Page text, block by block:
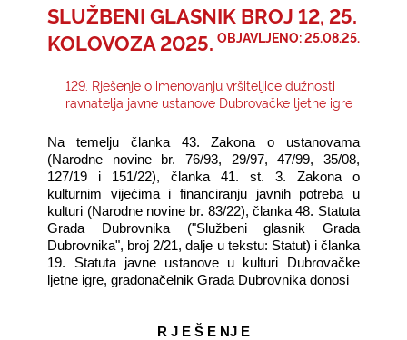
E-USLUGE
SLUŽBENI GLASNIK BROJ 12, 25.
KOLOVOZA 2025. OBJAVLJENO: 25.08.25.
129. Rješenje o imenovanju vršiteljice dužnosti
ravnatelja javne ustanove Dubrovačke ljetne igre
Na temelju članka 43. Zakona o ustanovama
(Narodne novine br. 76/93, 29/97, 47/99, 35/08,
127/19 i 151/22), članka 41. st. 3. Zakona o
kulturnim vijećima i financiranju javnih potreba u
kulturi (Narodne novine br. 83/22), članka 48. Statuta
Grada Dubrovnika ("Službeni glasnik Grada
Dubrovnika", broj 2/21, dalje u tekstu: Statut) i članka
19. Statuta javne ustanove u kulturi Dubrovačke
ljetne igre, gradonačelnik Grada Dubrovnika donosi
R J E Š E NJ E